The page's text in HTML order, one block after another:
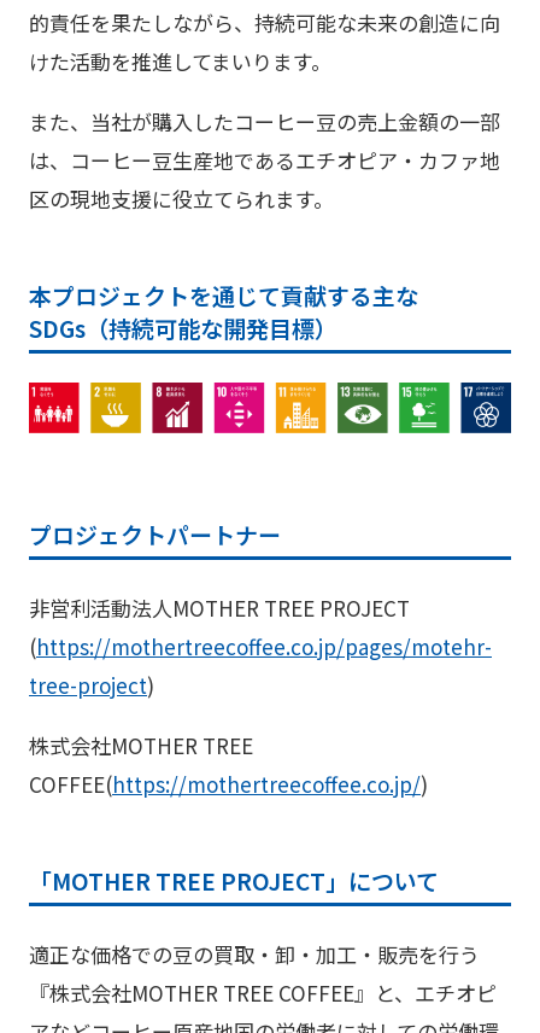
的責任を果たしながら、持続可能な未来の創造に向
けた活動を推進してまいります。
また、当社が購入したコーヒー豆の売上金額の一部
は、コーヒー豆生産地であるエチオピア・カファ地
区の現地支援に役立てられます。
本プロジェクトを通じて貢献する主な
SDGs（持続可能な開発目標）
プロジェクトパートナー
非営利活動法人MOTHER TREE PROJECT
(https://mothertreecoffee.co.jp/pages/motehr-
tree-project)
株式会社MOTHER TREE
COFFEE(https://mothertreecoffee.co.jp/)
「MOTHER TREE PROJECT」について
適正な価格での豆の買取・卸・加工・販売を行う
『株式会社MOTHER TREE COFFEE』と、エチオピ